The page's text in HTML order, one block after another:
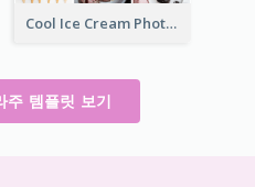
Cool Ice Cream Photo Collage
주 템플릿 보기